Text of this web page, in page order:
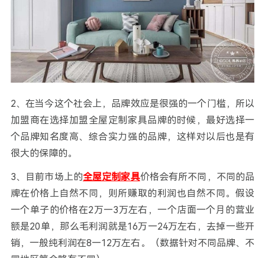
2、在当今这个社会上，品牌效应是很强的一个门槛，所以
加盟商在选择加盟全屋定制家具品牌的时候，最好选择一
个品牌知名度高、综合实力强的品牌，这样对以后也是有
很大的保障的。
3、目前市场上的全屋定制家具价格会有所不同，不同的品
牌在价格上自然不同，则所赚取的利润也自然不同。假设
一个单子的价格在2万—3万左右，一个店面一个月的营业
额是20单，那么毛利润就是16万—24万左右，去掉一些开
销，一般纯利润在8—12万左右。（数据针对不同品牌、不